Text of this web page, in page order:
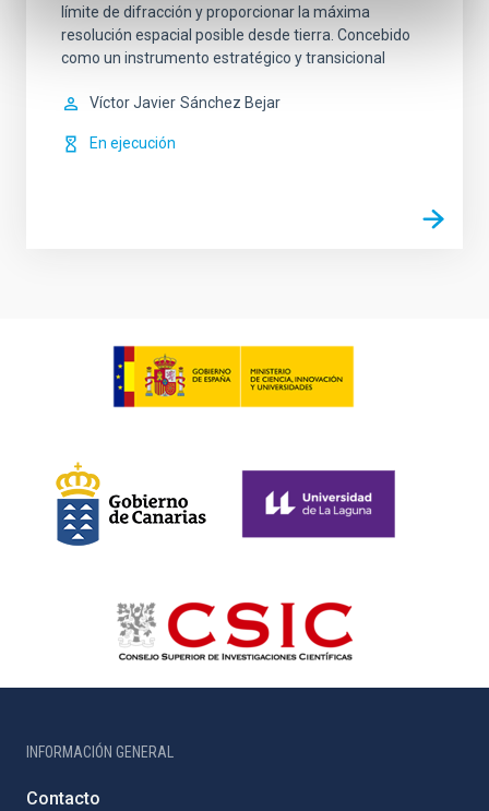
límite de difracción y proporcionar la máxima
resolución espacial posible desde tierra. Concebido
como un instrumento estratégico y transicional
Víctor Javier Sánchez Bejar
En ejecución
INFORMACIÓN GENERAL
Contacto